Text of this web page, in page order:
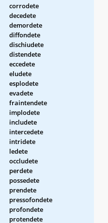
corrodete
decedete
demordete
diffondete
dischiudete
distendete
eccedete
eludete
esplodete
evadete
fraintendete
implodete
includete
intercedete
intridete
ledete
occludete
perdete
possedete
prendete
pressofondete
profondete
protendete